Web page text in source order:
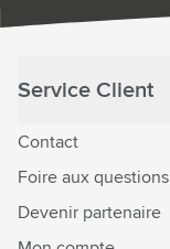
Service Client
Contact
Foire aux questions
Devenir partenaire